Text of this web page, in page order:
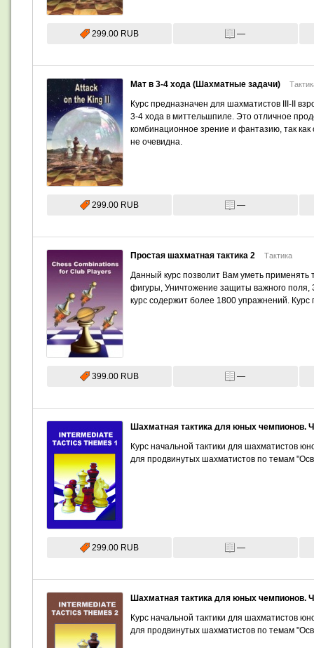
299.00 RUB —
Мат в 3-4 хода (Шахматные задачи)
Курс предназначен для шахматистов III-II
3-4 хода в миттельшпиле. Это отличное
комбинационное зрение и фантазию, так как
не очевидна.
299.00 RUB —
Простая шахматная тактика 2 Тактика
Данный курс позволит Вам уметь применять
фигуры, Уничтожение защиты важного поля,
курс содержит более 1800 упражнений.
399.00 RUB —
Шахматная тактика для юных чемпионов.
Курс начальной тактики для шахматистов
для продвинутых шахматистов по темам
299.00 RUB —
Шахматная тактика для юных чемпионов.
Курс начальной тактики для шахматистов
для продвинутых шахматистов по темам